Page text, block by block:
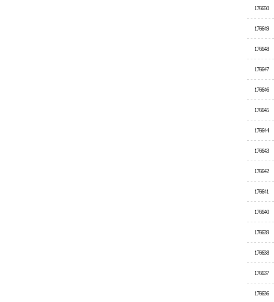
176650
176649
176648
176647
176646
176645
176644
176643
176642
176641
176640
176639
176638
176637
176636